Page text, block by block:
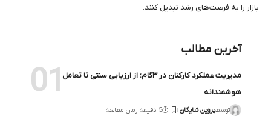
بازار را به فرصت‌های رشد تبدیل کنند.
آخرین مطالب
مدیریت عملکرد کارکنان در ۳گام؛ از ارزیابی سنتی تا تعامل
هوشمندانه
توسطپروین شایگان 5 دقیقه زمان مطالعه